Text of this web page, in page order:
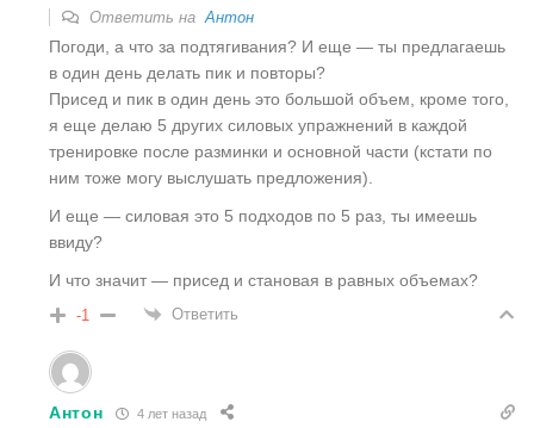
Ответить на Антон
Погоди, а что за подтягивания? И еще — ты предлагаешь
в один день делать пик и повторы?
Присед и пик в один день это большой объем, кроме того,
я еще делаю 5 других силовых упражнений в каждой
тренировке после разминки и основной части (кстати по
ним тоже могу выслушать предложения).
И еще — силовая это 5 подходов по 5 раз, ты имеешь
ввиду?
И что значит — присед и становая в равных объемах?
-1 Ответить
Антон 4 лет назад